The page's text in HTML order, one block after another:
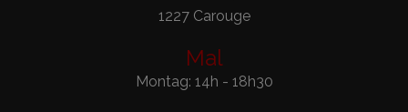
1227 Carouge
Mal
Montag: 14h - 18h30